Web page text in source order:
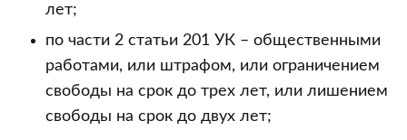
лет;
по части 2 статьи 201 УК – общественными
работами, или штрафом, или ограничением
свободы на срок до трех лет, или лишением
свободы на срок до двух лет;